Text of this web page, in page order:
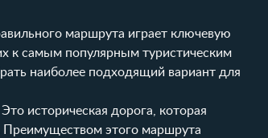
маршрута играет ключевую
к самым популярным туристическим
наиболее подходящий вариант для
историческая дорога, которая
Преимуществом этого маршрута